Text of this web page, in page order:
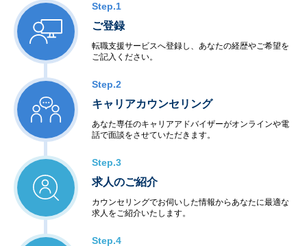
Step.1
ご登録
転職支援サービスへ登録し、あなたの経歴やご希望を
ご記入ください。
Step.2
キャリアカウンセリング
あなた専任のキャリアアドバイザーがオンラインや電
話で面談をさせていただきます。
Step.3
求人のご紹介
カウンセリングでお伺いした情報からあなたに最適な
求人をご紹介いたします。
Step.4